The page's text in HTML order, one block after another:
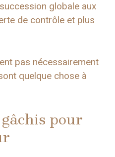
globale aux
de contrôle et plus
pas nécessairement
quelque chose à
pour